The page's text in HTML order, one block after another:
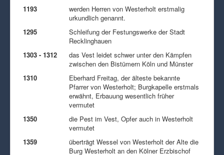
1193
werden Herren von Westerholt erstmalig
urkundlich genannt.
1295
Schleifung der Festungswerke der Stadt
Recklinghauen
1303 - 1312
das Vest leidet schwer unter den Kämpfen
zwischen den Bistümern Köln und Münster
1310
Eberhard Freitag, der älteste bekannte
Pfarrer von Westerholt; Burgkapelle erstmals
erwähnt, Erbauung wesentlich früher
vermutet
1350
die Pest im Vest, Opfer auch in Westerholt
vermutet
1359
überträgt Wessel von Westerholt der Alte die
Burg Westerholt an den Kölner Erzbischof